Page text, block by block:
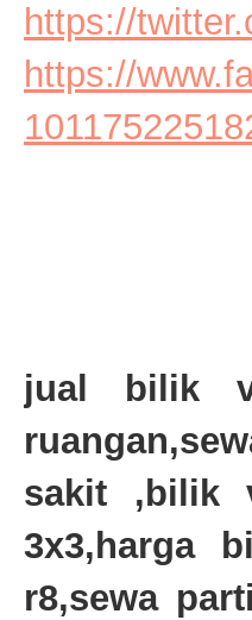
https://
https://
jual bilik
sakit ,bilik
3x3,harga
r8,sewa